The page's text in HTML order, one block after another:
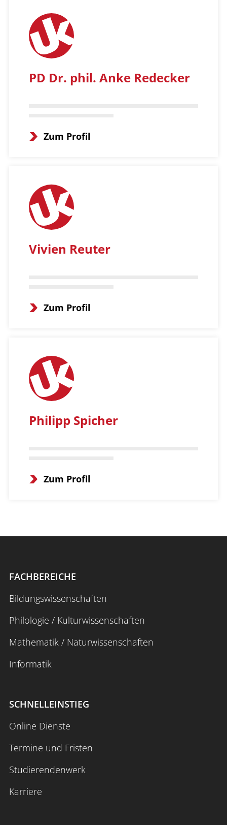
PD Dr. phil. Anke Redecker
Zum Profil
Vivien Reuter
Zum Profil
Philipp Spicher
Zum Profil
FACHBEREICHE
Bildungswissenschaften
Philologie / Kulturwissenschaften
Mathematik / Naturwissenschaften
Informatik
SCHNELLEINSTIEG
Online Dienste
Termine und Fristen
Studierendenwerk
Karriere